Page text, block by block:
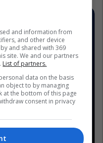
and information from
and other device
and shared with 369
site. We and our partners
List of partners.
data on the basis
object to by managing
at the bottom of this page
consent in privacy